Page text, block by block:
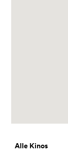
Alle Kinos